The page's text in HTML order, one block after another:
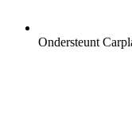
Ondersteunt